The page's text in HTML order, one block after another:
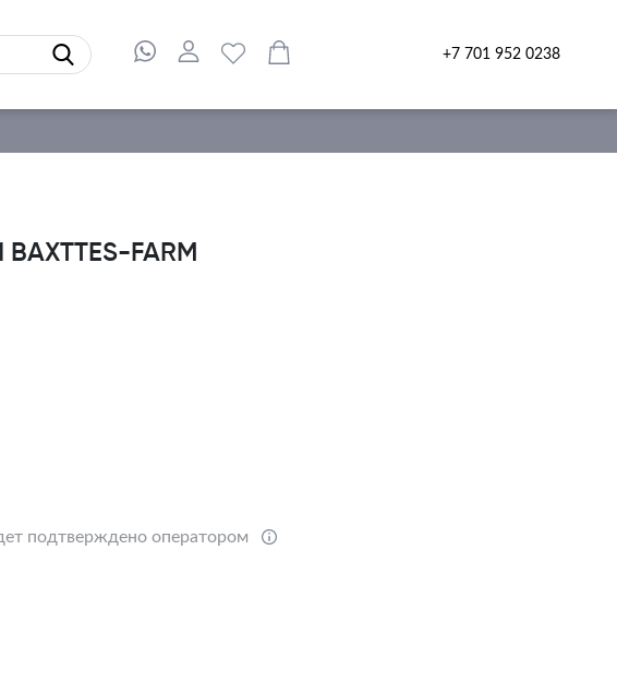
+7 701 952 0238
FARM
подтверждено оператором